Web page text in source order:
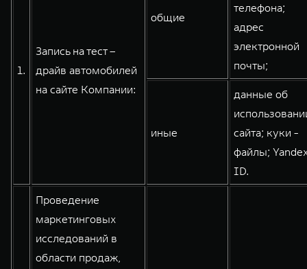
от 8 099 000 ₽
1.
Запись на тест –
драйв автомобилей
на сайте Компании:
общие
телефона;
адрес
электронной
почты;
иные
данные об
сайта; куки -
файлы;
ID.
Проведение
маркетинговых
исследований в
области продаж,